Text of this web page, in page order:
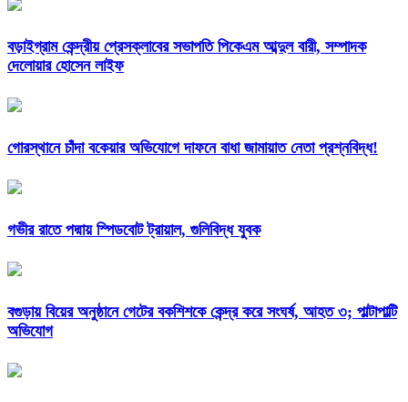
বড়াইগ্রাম কেন্দ্রীয় প্রেসক্লাবের সভাপতি পিকেএম আব্দুল বারী, সম্পাদক
দেলোয়ার হোসেন লাইফ
গোরস্থানে চাঁদা বকেয়ার অভিযোগে দাফনে বাধা জামায়াত নেতা প্রশ্নবিদ্ধ!
গভীর রাতে পদ্মায় স্পিডবোট ট্রায়াল, গুলিবিদ্ধ যুবক
বগুড়ায় বিয়ের অনুষ্ঠানে গেটের বকশিশকে কেন্দ্র করে সংঘর্ষ, আহত ৩; পাল্টাপাল্টি
অভিযোগ